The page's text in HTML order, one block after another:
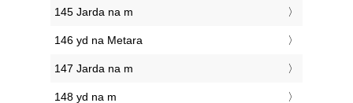
145 Jarda na m
146 yd na Metara
147 Jarda na m
148 yd na m